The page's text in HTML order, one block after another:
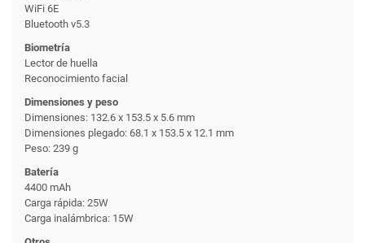
WiFi 6E
Bluetooth v5.3
Biometría
Lector de huella
Reconocimiento facial
Dimensiones y peso
Dimensiones: 132.6 x 153.5 x 5.6 mm
Dimensiones plegado: 68.1 x 153.5 x 12.1 mm
Peso: 239 g
Batería
4400 mAh
Carga rápida: 25W
Carga inalámbrica: 15W